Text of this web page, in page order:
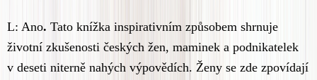
L: Ano. Tato knížka inspirativním způsobem shrnuje
životní zkušenosti českých žen, maminek a podnikatelek
v deseti niterně nahých výpovědích. Ženy se zde zpovídají